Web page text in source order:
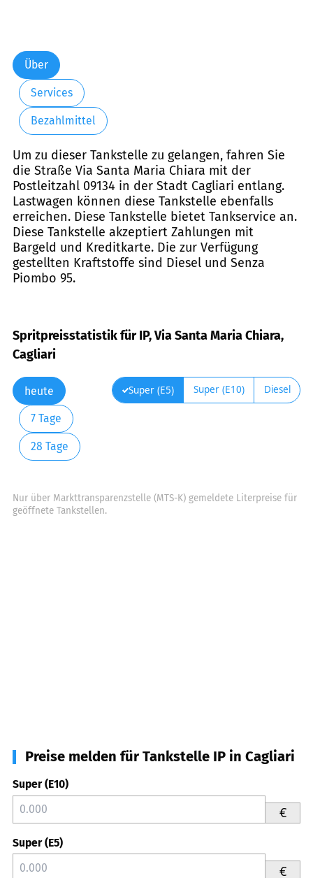
Über
Services
Bezahlmittel
Um zu dieser Tankstelle zu gelangen, fahren Sie
die Straße Via Santa Maria Chiara mit der
Postleitzahl 09134 in der Stadt Cagliari entlang.
Lastwagen können diese Tankstelle ebenfalls
erreichen. Diese Tankstelle bietet Tankservice an.
Diese Tankstelle akzeptiert Zahlungen mit
Bargeld und Kreditkarte. Die zur Verfügung
gestellten Kraftstoffe sind Diesel und Senza
Piombo 95.
Spritpreisstatistik für IP, Via Santa Maria Chiara,
Cagliari
heute
7 Tage
28 Tage
Super (E5) Super (E10) Diesel
Nur über Markttransparenzstelle (MTS-K) gemeldete Literpreise für
geöffnete Tankstellen.
Preise melden für Tankstelle IP in Cagliari
Super (E10)
€
Super (E5)
€